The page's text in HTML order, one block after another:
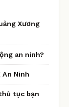
Xương
an ninh?
An Ninh
tục bạn